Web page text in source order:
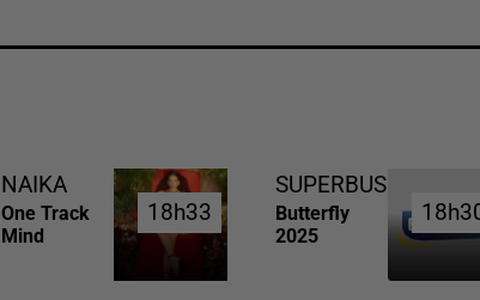
NAIKA
One Track
Mind
18h33
18h33
SUPERBUS
Butterfly
2025